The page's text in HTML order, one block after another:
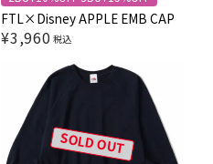
FTL×Disney APPLE EMB CAP
¥3,960 税込
SOLD OUT